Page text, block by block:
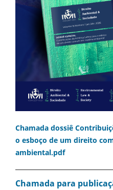
Chamada dossiê
o esboço de um direito
ambiental.pdf
Chamada para